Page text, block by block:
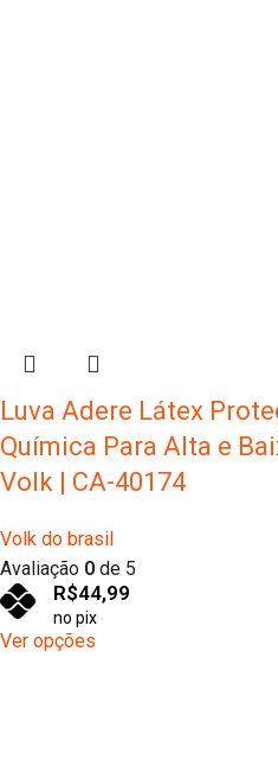
Luva Adere Látex
Química Para Alta e
Volk | CA-40174
Volk do brasil
Avaliação 0 de 5
R$44,99
no pix
Ver opções